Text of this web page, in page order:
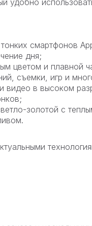
удобно
смартфонов
дня;
цветом и плавной
съемки, игр и
видео в высоком
золотой с